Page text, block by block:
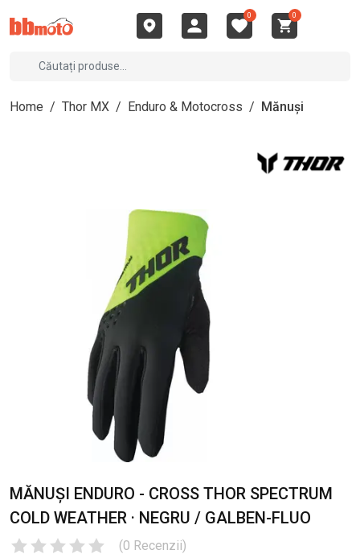
0 0
Home / Thor MX / Enduro & Motocross / Mănuși
MĂNUȘI ENDURO - CROSS THOR SPECTRUM
COLD WEATHER · NEGRU / GALBEN-FLUO
(0 Recenzii)